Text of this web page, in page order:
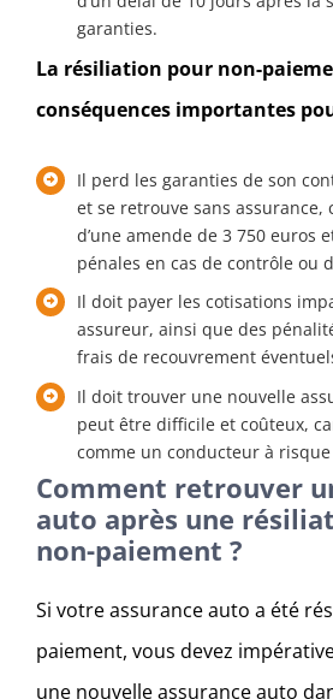
garanties.
La résiliation pour non-
conséquences importantes
Il perd les garanties de son
et se retrouve sans assurance,
d’une amende de 3 750 euros
pénales en cas de contrôle ou
Il doit payer les cotisations
assureur, ainsi que des
frais de recouvrement
Il doit trouver une nouvelle
peut être difficile et coûteux,
comme un conducteur à
Comment retrouver
auto après une
non-paiement ?
Si votre assurance auto a été
paiement, vous devez
une nouvelle assurance auto